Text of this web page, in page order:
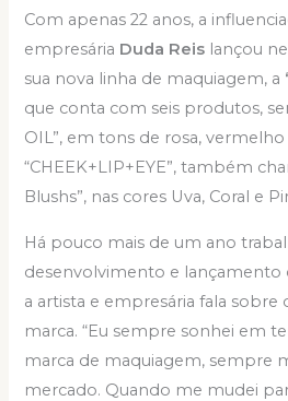
Com apenas 22 anos, a
empresária Duda Reis lançou
sua nova linha de maquiagem, a
que conta com seis produtos,
OIL”, em tons de rosa, vermelho
“CHEEK+LIP+EYE”, também
Blushs”, nas cores Uva, Coral e
Há pouco mais de um ano
desenvolvimento e lançamento
a artista e empresária fala sobre
marca. “Eu sempre sonhei em
marca de maquiagem, sempre
mercado. Quando me mudei